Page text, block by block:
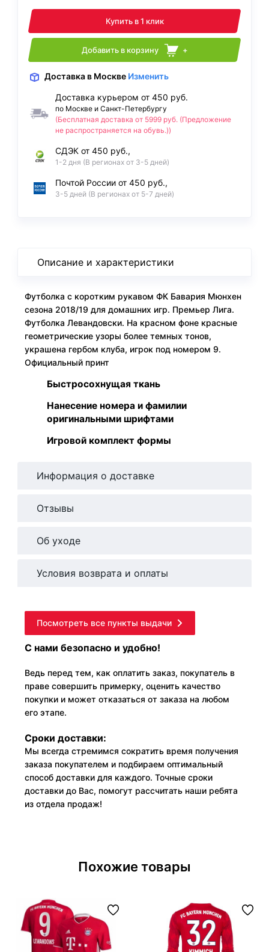
Купить в 1 клик
Добавить в корзину +
Доставка в Москве Изменить
Доставка курьером от 450 руб.
по Москве и Санкт-Петербургу
(Бесплатная доставка от 5999 руб. (Предложение
не распространяется на обувь.))
СДЭК от 450 руб.,
1-2 дня (В регионах от 3-5 дней)
Почтой России от 450 руб.,
3-5 дней (В регионах от 5-7 дней)
Описание и характеристики
Футболка с коротким рукавом ФК Бавария Мюнхен
сезона 2018/19 для домашних игр. Премьер Лига.
Футболка Левандовски. На красном фоне красные
геометрические узоры более темных тонов,
украшена гербом клуба, игрок под номером 9.
Официальный принт
Быстросохнущая ткань
Нанесение номера и фамилии
оригинальными шрифтами
Игровой комплект формы
Информация о доставке
Отзывы
Об уходе
Условия возврата и оплаты
Посмотреть все пункты выдачи
С нами безопасно и удобно!
Ведь перед тем, как оплатить заказ, покупатель в
праве совершить примерку, оценить качество
покупки и может отказаться от заказа на любом
его этапе.
Сроки доставки:
Мы всегда стремимся сократить время получения
заказа покупателем и подбираем оптимальный
способ доставки для каждого. Точные сроки
доставки до Вас, помогут рассчитать наши ребята
из отдела продаж!
Похожие товары